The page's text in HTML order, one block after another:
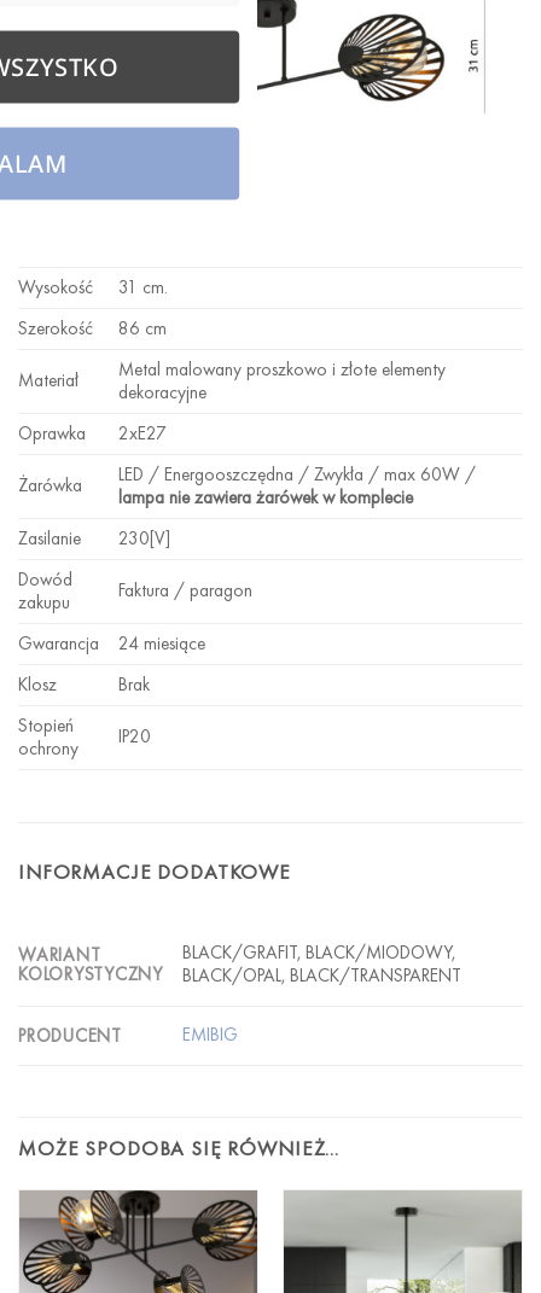
Dane techniczne:
Wysokość
31 cm.
Szerokość
86 cm
Materiał
Metal malowany proszkowo i złote elementy
dekoracyjne
Oprawka
2xE27
Żarówka
LED / Energooszczędna / Zwykła / max 60W /
lampa nie zawiera żarówek w komplecie
Zasilanie
230[V]
Dowód
zakupu
Faktura / paragon
Gwarancja
24 miesiące
Klosz
Brak
Stopień
ochrony
IP20
INFORMACJE DODATKOWE
WARIANT
KOLORYSTYCZNY
BLACK/GRAFIT, BLACK/MIODOWY,
BLACK/OPAL, BLACK/TRANSPARENT
PRODUCENT EMIBIG
MOŻE SPODOBA SIĘ RÓWNIEŻ…